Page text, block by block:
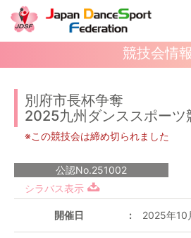
競技会情報
別府市長杯争奪
2025九州ダンススポーツ
※この競技会は締め切られました
公認No.251002
シラバス表示
開催日 2025年10